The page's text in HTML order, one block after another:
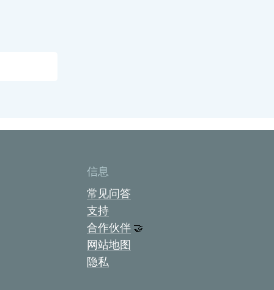
信息
常见问答
支持
合作伙伴 🤝
网站地图
隐私